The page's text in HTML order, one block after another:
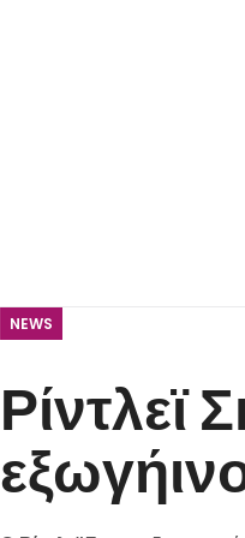
NEWS
Ρίντλεϊ